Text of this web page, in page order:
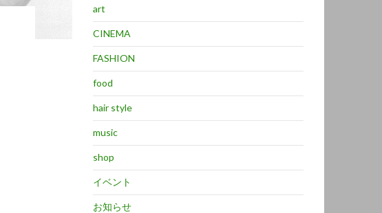
art
CINEMA
FASHION
food
hair style
music
shop
イベント
お知らせ